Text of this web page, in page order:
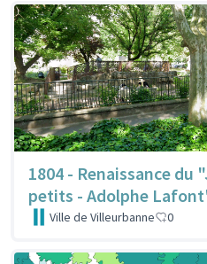
1804 - Renaissance du
petits - Adolphe
Ville de Villeurbanne 0